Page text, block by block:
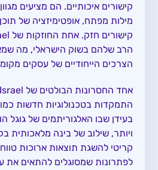
קישורים איכותיים. הם מציעים
מילות מפתח, אופטימיזציה של תוכן
הרב שלהם בשוק הישראלי, מה
הצרכים הייחודיים של עסקים
התמקדות בטכנולוגיות חדשות
בעידן שבו האלגוריתמים של גוגל
ויותר, שילוב של בינה מלאכותית
קריטי להשגת תוצאות ארוכות
לפתרונות שמסוגלים להתאים את